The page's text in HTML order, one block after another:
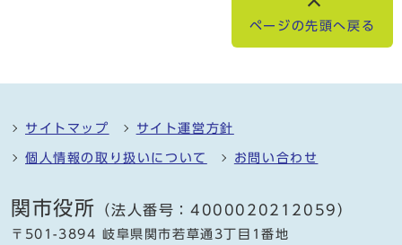
ページの先頭へ戻る
サイトマップ サイト運営方針
個人情報の取り扱いについて お問い合わせ
関市役所 （法人番号：4000020212059）
〒501-3894 岐阜県関市若草通3丁目1番地